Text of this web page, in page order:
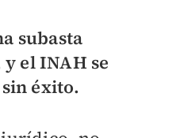
subasta
el INAH se
éxito.